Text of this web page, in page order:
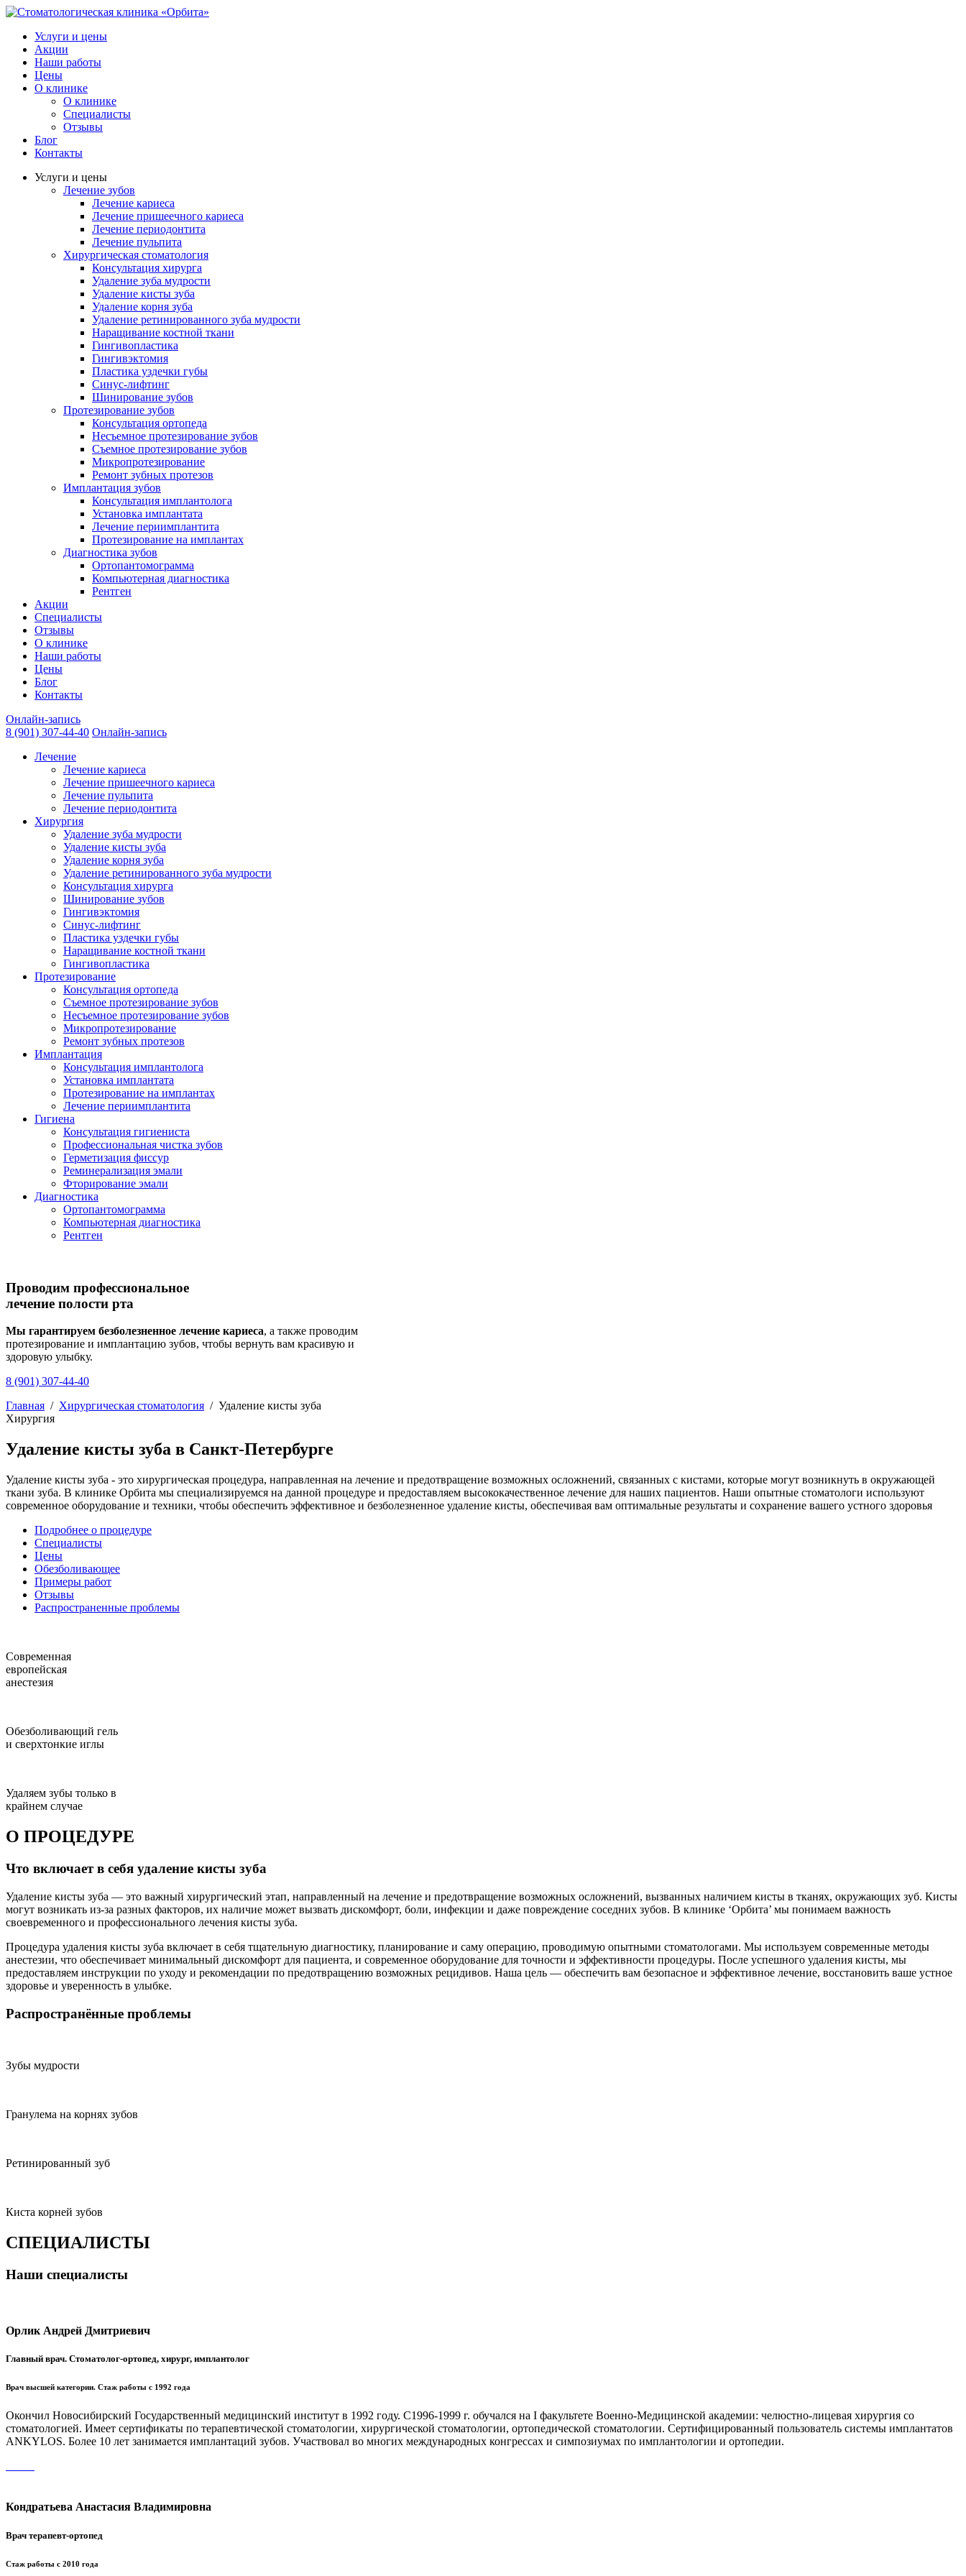
Услуги и цены
Акции
Наши работы
Цены
О клинике
О клинике
Специалисты
Отзывы
Блог
Контакты
Услуги и цены
Лечение зубов
Лечение кариеса
Лечение пришеечного кариеса
Лечение периодонтита
Лечение пульпита
Хирургическая стоматология
Консультация хирурга
Удаление зуба мудрости
Удаление кисты зуба
Удаление корня зуба
Удаление ретинированного зуба мудрости
Наращивание костной ткани
Гингивопластика
Гингивэктомия
Пластика уздечки губы
Синус-лифтинг
Шинирование зубов
Протезирование зубов
Консультация ортопеда
Несъемное протезирование зубов
Съемное протезирование зубов
Микропротезирование
Ремонт зубных протезов
Имплантация зубов
Консультация имплантолога
Установка имплантата
Лечение периимплантита
Протезирование на имплантах
Диагностика зубов
Ортопантомограмма
Компьютерная диагностика
Рентген
Акции
Специалисты
Отзывы
О клинике
Наши работы
Цены
Блог
Контакты
Онлайн-запись
8 (901) 307-44-40 Онлайн-запись
Лечение
Лечение кариеса
Лечение пришеечного кариеса
Лечение пульпита
Лечение периодонтита
Хирургия
Удаление зуба мудрости
Удаление кисты зуба
Удаление корня зуба
Удаление ретинированного зуба мудрости
Консультация хирурга
Шинирование зубов
Гингивэктомия
Синус-лифтинг
Пластика уздечки губы
Наращивание костной ткани
Гингивопластика
Протезирование
Консультация ортопеда
Съемное протезирование зубов
Несъемное протезирование зубов
Микропротезирование
Ремонт зубных протезов
Имплантация
Консультация имплантолога
Установка имплантата
Протезирование на имплантах
Лечение периимплантита
Гигиена
Консультация гигиениста
Профессиональная чистка зубов
Герметизация фиссур
Реминерализация эмали
Фторирование эмали
Диагностика
Ортопантомограмма
Компьютерная диагностика
Рентген
Проводим профессиональное
лечение полости рта
Мы гарантируем безболезненное лечение кариеса, а также проводим
протезирование и имплантацию зубов, чтобы вернуть вам красивую и
здоровую улыбку.
8 (901) 307-44-40
Главная / Хирургическая стоматология / Удаление кисты зуба
Хирургия
Удаление кисты зуба в Санкт-Петербурге
Удаление кисты зуба - это хирургическая процедура, направленная на лечение и предотвращение возможных осложнений, связанных с кистами, которые могут возникнуть в окружающей
ткани зуба. В клинике Орбита мы специализируемся на данной процедуре и предоставляем высококачественное лечение для наших пациентов. Наши опытные стоматологи используют
современное оборудование и техники, чтобы обеспечить эффективное и безболезненное удаление кисты, обеспечивая вам оптимальные результаты и сохранение вашего устного здоровья
Подробнее о процедуре
Специалисты
Цены
Обезболивающее
Примеры работ
Отзывы
Распространенные проблемы
Современная
европейская
анестезия
Обезболивающий гель
и сверхтонкие иглы
Удаляем зубы только в
крайнем случае
О ПРОЦЕДУРЕ
Что включает в себя удаление кисты зуба
Удаление кисты зуба — это важный хирургический этап, направленный на лечение и предотвращение возможных осложнений, вызванных наличием кисты в тканях, окружающих зуб. Кисты
могут возникать из-за разных факторов, их наличие может вызвать дискомфорт, боли, инфекции и даже повреждение соседних зубов. В клинике ‘Орбита’ мы понимаем важность
своевременного и профессионального лечения кисты зуба.
Процедура удаления кисты зуба включает в себя тщательную диагностику, планирование и саму операцию, проводимую опытными стоматологами. Мы используем современные методы
анестезии, что обеспечивает минимальный дискомфорт для пациента, и современное оборудование для точности и эффективности процедуры. После успешного удаления кисты, мы
предоставляем инструкции по уходу и рекомендации по предотвращению возможных рецидивов. Наша цель — обеспечить вам безопасное и эффективное лечение, восстановить ваше устное
здоровье и уверенность в улыбке.
Распространённые проблемы
Зубы мудрости
Гранулема на корнях зубов
Ретинированный зуб
Киста корней зубов
СПЕЦИАЛИСТЫ
Наши специалисты
Орлик Андрей Дмитриевич
Главный врач. Стоматолог-ортопед, хирург, имплантолог
Врач высшей категории. Стаж работы с 1992 года
Окончил Новосибирский Государственный медицинский институт в 1992 году. С1996-1999 г. обучался на I факультете Военно-Медицинской академии: челюстно-лицевая хирургия со
стоматологией. Имеет сертификаты по терапевтической стоматологии, хирургической стоматологии, ортопедической стоматологии. Сертифицированный пользователь системы имплантатов
ANKYLOS. Более 10 лет занимается имплантаций зубов. Участвовал во многих международных конгрессах и симпозиумах по имплантологии и ортопедии.
Кондратьева Анастасия Владимировна
Врач терапевт-ортопед
Стаж работы с 2010 года